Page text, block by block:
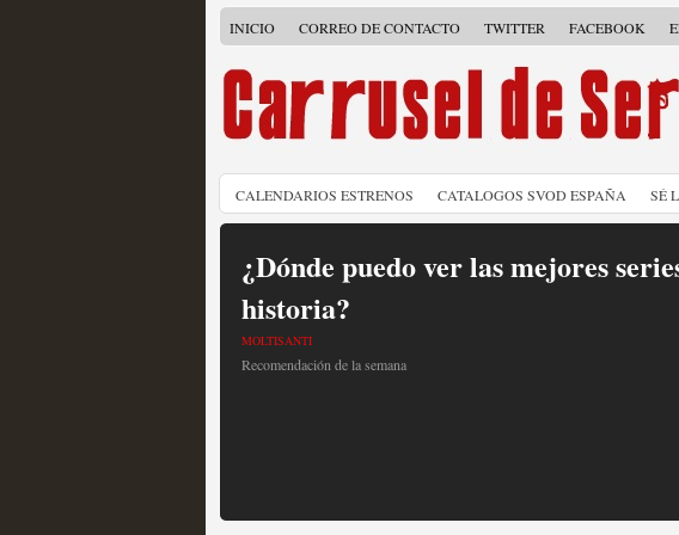
INICIO CORREO DE CONTACTO TWITTER FACEBOOK
CALENDARIOS ESTRENOS CATALOGOS SVOD ESPAÑA SÉ
¿Dónde puedo ver las mejores
historia?
MOLTISANTI
Recomendación de la semana